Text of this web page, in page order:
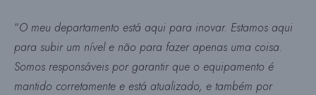
“O meu departamento está aqui para inovar. Estamos aqui
para subir um nível e não para fazer apenas uma coisa.
Somos responsáveis por garantir que o equipamento é
mantido corretamente e está atualizado, e também por